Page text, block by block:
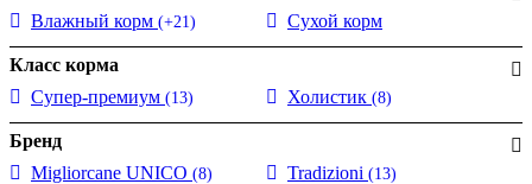
Влажный корм (+21) Сухой корм
Класс корма
Супер-премиум (13) Холистик (8)
Бренд
Migliorcane UNICO (8) Tradizioni (13)